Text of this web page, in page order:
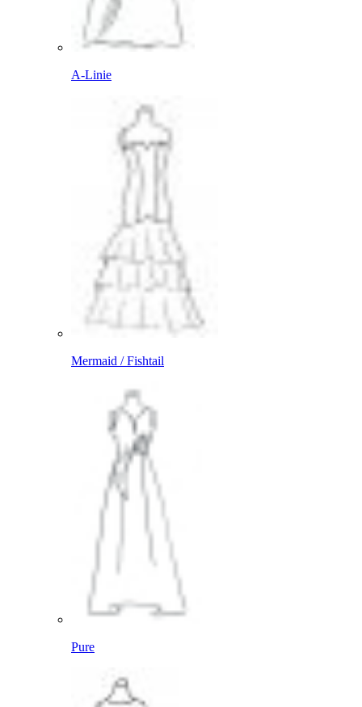
A-Linie
Mermaid / Fishtail
Pure